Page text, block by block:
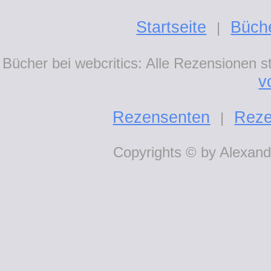
Startseite |
Bücher bei webcritics: Alle Rezensionen
Rezensenten
|
Copyrights © by